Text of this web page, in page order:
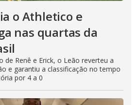
o Athletico e
nas quartas da
de Renê e Erick, o Leão reverteu a
e garantiu a classificação no tempo
por 4 a 0